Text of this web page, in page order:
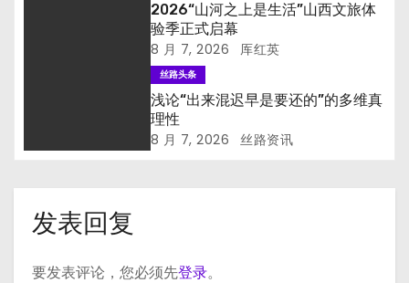
2026“山河之上是生活”山西文旅体
验季正式启幕
8 月 7, 2026 厍红英
丝路头条
浅论“出来混迟早是要还的”的多维真
理性
8 月 7, 2026 丝路资讯
发表回复
要发表评论，您必须先登录。